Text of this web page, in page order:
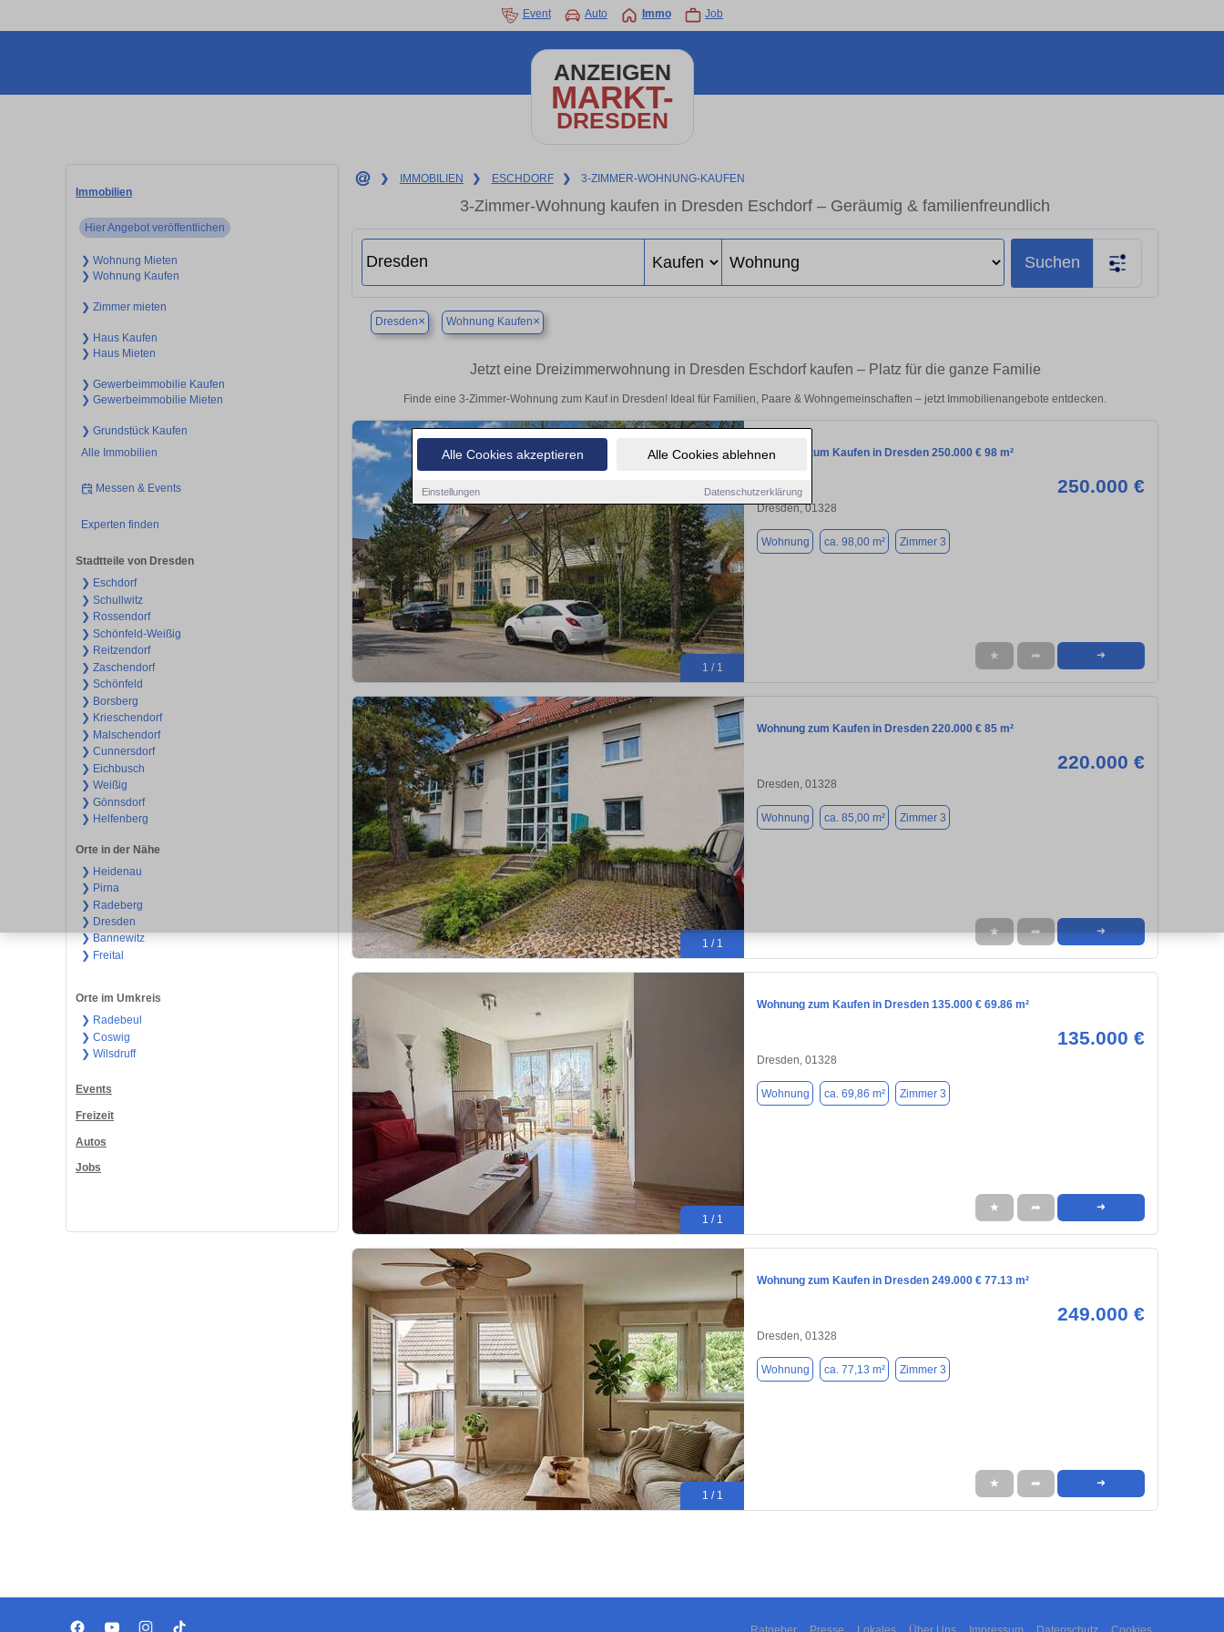
Alle Cookies akzeptieren Alle Cookies ablehnen
Einstellungen Datenschutzerklärung
Event Auto Immo Job
ANZEIGEN
MARKT-
DRESDEN
Immobilien
Hier Angebot veröffentlichen
❯ Wohnung Mieten
❯ Wohnung Kaufen
❯ Zimmer mieten
❯ Haus Kaufen
❯ Haus Mieten
❯ Gewerbeimmobilie Kaufen
❯ Gewerbeimmobilie Mieten
❯ Grundstück Kaufen
Alle Immobilien
Messen & Events
Experten finden
Stadtteile von Dresden
❯ Eschdorf
❯ Schullwitz
❯ Rossendorf
❯ Schönfeld-Weißig
❯ Reitzendorf
❯ Zaschendorf
❯ Schönfeld
❯ Borsberg
❯ Krieschendorf
❯ Malschendorf
❯ Cunnersdorf
❯ Eichbusch
❯ Weißig
❯ Gönnsdorf
❯ Helfenberg
Orte in der Nähe
❯ Heidenau
❯ Pirna
❯ Radeberg
❯ Dresden
❯ Bannewitz
❯ Freital
Orte im Umkreis
❯ Radebeul
❯ Coswig
❯ Wilsdruff
Events
Freizeit
Autos
Jobs
❯ IMMOBILIEN ❯ ESCHDORF ❯ 3-ZIMMER-WOHNUNG-KAUFEN
3-Zimmer-Wohnung kaufen in Dresden Eschdorf – Geräumig & familienfreundlich
Suchen
Dresden× Wohnung Kaufen×
Jetzt eine Dreizimmerwohnung in Dresden Eschdorf kaufen – Platz für die ganze Familie
Finde eine 3-Zimmer-Wohnung zum Kauf in Dresden! Ideal für Familien, Paare & Wohngemeinschaften – jetzt Immobilienangebote entdecken.
1 / 1
Wohnung zum Kaufen in Dresden 250.000 € 98 m²
250.000 €
Dresden, 01328
Wohnung ca. 98,00 m² Zimmer 3
★ ➦ ➜
1 / 1
Wohnung zum Kaufen in Dresden 220.000 € 85 m²
220.000 €
Dresden, 01328
Wohnung ca. 85,00 m² Zimmer 3
★ ➦ ➜
1 / 1
Wohnung zum Kaufen in Dresden 135.000 € 69.86 m²
135.000 €
Dresden, 01328
Wohnung ca. 69,86 m² Zimmer 3
★ ➦ ➜
1 / 1
Wohnung zum Kaufen in Dresden 249.000 € 77.13 m²
249.000 €
Dresden, 01328
Wohnung ca. 77,13 m² Zimmer 3
★ ➦ ➜